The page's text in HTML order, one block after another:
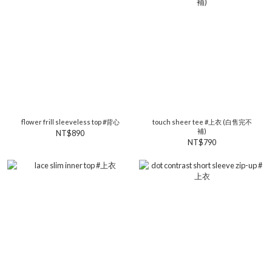
flower frill sleeveless top #背心
NT$890
touch sheer tee #上衣 (白售完不
補)
NT$790